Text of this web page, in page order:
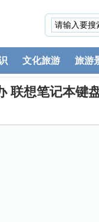
文化旅游 旅游
联想笔记本键